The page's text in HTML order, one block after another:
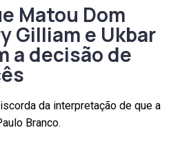
Matou Dom
Gilliam e Ukbar
a decisão de
da interpretação de que a
Branco.